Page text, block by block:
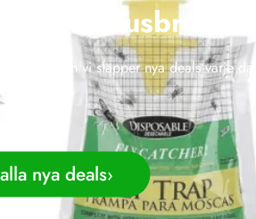
utomhusbruk
ut, men vi släpper nya deals varje dag!
nya deals